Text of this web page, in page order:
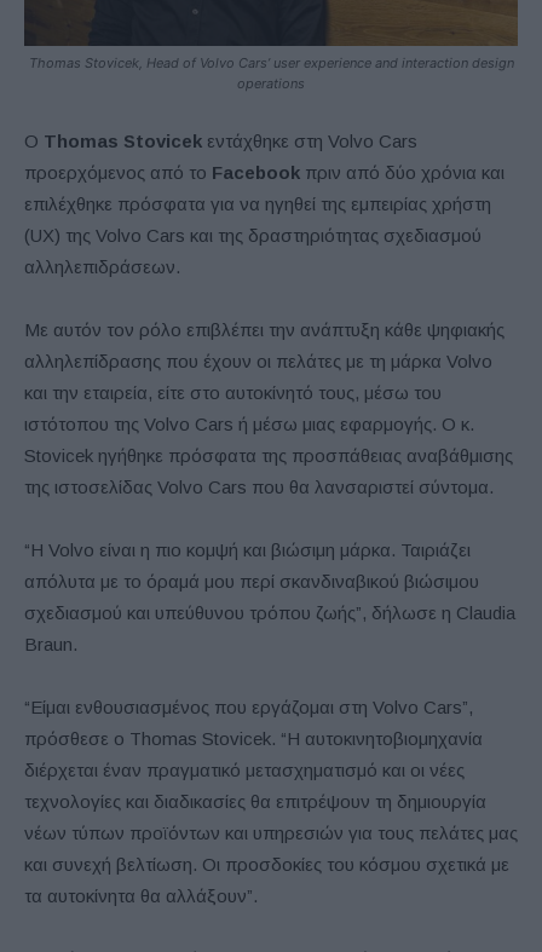
Thomas Stovicek, Head of Volvo Cars’ user experience and interaction design
operations
Ο Thomas Stovicek εντάχθηκε στη Volvo Cars
προερχόμενος από το Facebook πριν από δύο χρόνια και
επιλέχθηκε πρόσφατα για να ηγηθεί της εμπειρίας χρήστη
(UX) της Volvo Cars και της δραστηριότητας σχεδιασμού
αλληλεπιδράσεων.
Με αυτόν τον ρόλο επιβλέπει την ανάπτυξη κάθε ψηφιακής
αλληλεπίδρασης που έχουν οι πελάτες με τη μάρκα Volvo
και την εταιρεία, είτε στο αυτοκίνητό τους, μέσω του
ιστότοπου της Volvo Cars ή μέσω μιας εφαρμογής. Ο κ.
Stovicek ηγήθηκε πρόσφατα της προσπάθειας αναβάθμισης
της ιστοσελίδας Volvo Cars που θα λανσαριστεί σύντομα.
“Η Volvo είναι η πιο κομψή και βιώσιμη μάρκα. Ταιριάζει
απόλυτα με το όραμά μου περί σκανδιναβικού βιώσιμου
σχεδιασμού και υπεύθυνου τρόπου ζωής”, δήλωσε η Claudia
Braun.
“Είμαι ενθουσιασμένος που εργάζομαι στη Volvo Cars”,
πρόσθεσε ο Thomas Stovicek. “Η αυτοκινητοβιομηχανία
διέρχεται έναν πραγματικό μετασχηματισμό και οι νέες
τεχνολογίες και διαδικασίες θα επιτρέψουν τη δημιουργία
νέων τύπων προϊόντων και υπηρεσιών για τους πελάτες μας
και συνεχή βελτίωση. Οι προσδοκίες του κόσμου σχετικά με
τα αυτοκίνητα θα αλλάξουν”.